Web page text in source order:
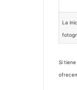
La
Si